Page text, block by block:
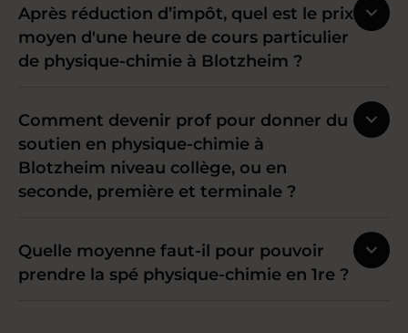
Après réduction d’impôt, quel est le prix
moyen d'une heure de cours particulier
de physique-chimie à Blotzheim ?
Comment devenir prof pour donner du
soutien en physique-chimie à
Blotzheim niveau collège, ou en
seconde, première et terminale ?
Quelle moyenne faut-il pour pouvoir
prendre la spé physique-chimie en 1re ?